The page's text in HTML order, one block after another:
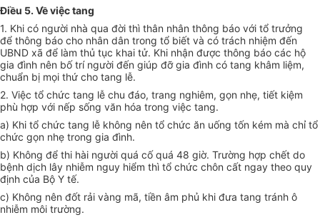
Điều 5. Về việc tang
1. Khi có người nhà qua đời thì thân nhân thông báo với tổ trưởng
để thông báo cho nhân dân trong tổ biết và có trách nhiệm đến
UBND xã để làm thủ tục khai tử. Khi nhận được thông báo các hộ
gia đình nên bố trí người đến giúp đỡ gia đình có tang khâm liệm,
chuẩn bị mọi thứ cho tang lễ.
2. Việc tổ chức tang lễ chu đáo, trang nghiêm, gọn nhẹ, tiết kiệm
phù hợp với nếp sống văn hóa trong việc tang.
a) Khi tổ chức tang lễ không nên tổ chức ăn uống tốn kém mà chỉ tổ
chức gọn nhẹ trong gia đình.
b) Không để thi hài người quá cố quá 48 giờ. Trường hợp chết do
bệnh dịch lây nhiễm nguy hiểm thì tổ chức chôn cất ngay theo quy
định của Bộ Y tế.
c) Không nên đốt rải vàng mã, tiền âm phủ khi đưa tang tránh ô
nhiễm môi trường.